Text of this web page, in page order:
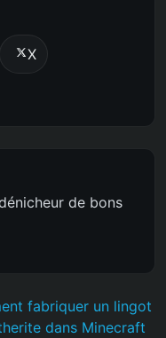
X
de bons
fabriquer un lingot
dans Minecraft